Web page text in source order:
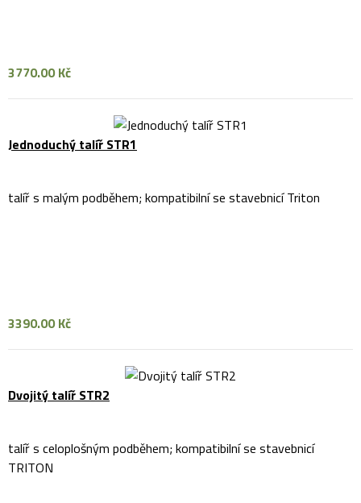
3770.00 Kč
Jednoduchý talíř STR1
talíř s malým podběhem; kompatibilní se stavebnicí Triton
3390.00 Kč
Dvojitý talíř STR2
talíř s celoplošným podběhem; kompatibilní se stavebnicí
TRITON